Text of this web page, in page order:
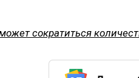
сократиться